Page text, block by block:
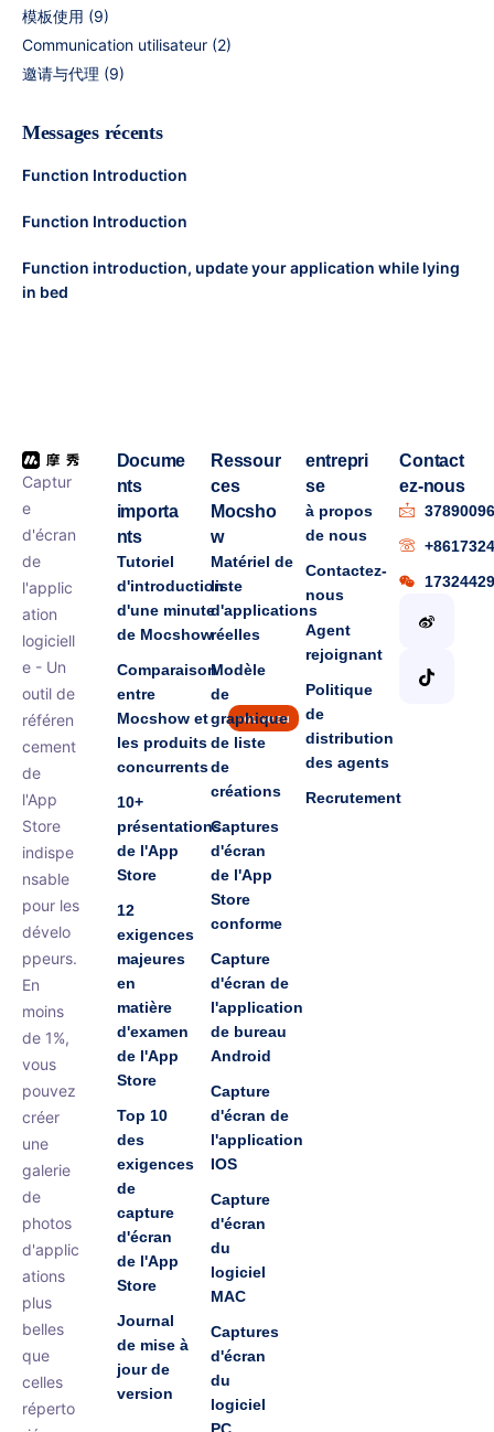
模板使用 (9)
Communication utilisateur (2)
邀请与代理 (9)
Messages récents
Function Introduction
Function Introduction
Function introduction, update your application while lying
in bed
Captur
e
d'écran
de
l'applic
ation
logiciell
e - Un
outil de
référen
cement
de
l'App
Store
indispe
nsable
pour les
dévelo
ppeurs.
En
moins
de 1%,
vous
pouvez
créer
une
galerie
de
photos
d'applic
ations
plus
belles
que
celles
réperto
Docume
nts
importa
nts
Tutoriel
d'introduction
d'une minute
de Mocshow
Comparaison
entre
Mocshow et
les produits
concurrents
nouveau
10+
présentations
de l'App
Store
12
exigences
majeures
en
matière
d'examen
de l'App
Store
Top 10
des
exigences
de
capture
d'écran
de l'App
Store
Journal
de mise à
jour de
version
Ressour
ces
Mocsho
w
Matériel de
liste
d'applications
réelles
Modèle
de
graphique
de liste
de
créations
Captures
d'écran
de l'App
Store
conforme
Capture
d'écran de
l'application
de bureau
Android
Capture
d'écran de
l'application
IOS
Capture
d'écran
du
logiciel
MAC
Captures
d'écran
du
logiciel
entrepri
se
à propos
de nous
Contactez-
nous
Agent
rejoignant
Politique
de
distribution
des agents
Recrutement
Contact
ez-nous